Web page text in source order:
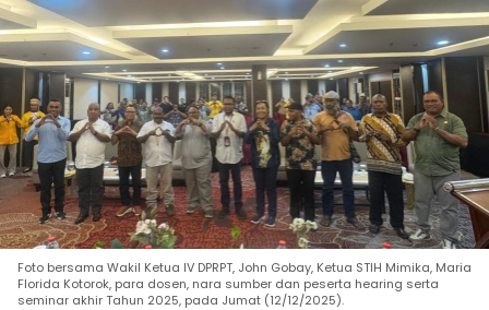
Foto bersama Wakil Ketua IV DPRPT, John Gobay, Ketua STIH Mimika, Maria
Florida Kotorok, para dosen, nara sumber dan peserta hearing serta
seminar akhir Tahun 2025, pada Jumat (12/12/2025).